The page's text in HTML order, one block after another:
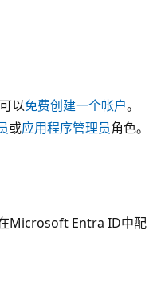
以免费创建一个帐户。
或应用程序管理员角色。
Microsoft Entra ID中配